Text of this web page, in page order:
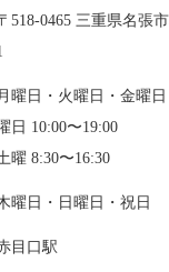
518-0465 三重県名張
曜日・火曜日・金曜
日 10:00〜19:00
曜 8:30〜16:30
曜日・日曜日・祝日
目口駅